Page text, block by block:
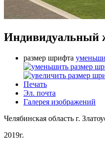
Индивидуальный
размер шрифта
Печать
Эл. почта
Галерея изображений
Челябинская область г.
2019г.